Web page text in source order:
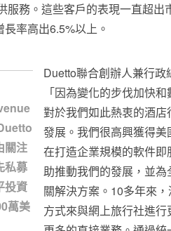
服務。這些客戶的表現一直超出
率高出6.5%以上。
關注
私募
投資
萬美
Duetto聯合創辦人兼行政
「因為變化的步伐加快
對於我們如此熱衷的酒
發展。我們很高興獲得
在打造企業規模的軟件
助推動我們的發展，並
關解決方案。10多年來
方式來與網上旅行社進